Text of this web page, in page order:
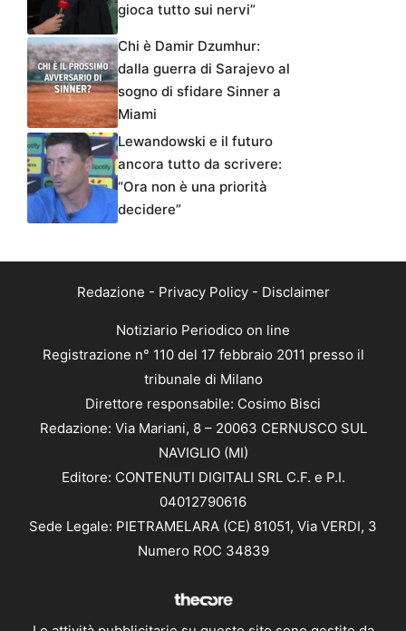
gioca tutto sui nervi”
Chi è Damir Dzumhur:
dalla guerra di Sarajevo al
sogno di sfidare Sinner a
Miami
Lewandowski e il futuro
ancora tutto da scrivere:
“Ora non è una priorità
decidere”
Redazione - Privacy Policy- Disclaimer
Notiziario Periodico on line
Registrazione n° 110 del 17 febbraio 2011 presso il
tribunale di Milano
Direttore responsabile: Cosimo Bisci
Redazione: Via Mariani, 8 – 20063 CERNUSCO SUL
NAVIGLIO (MI)
Editore: CONTENUTI DIGITALI SRL C.F. e P.I.
04012790616
Sede Legale: PIETRAMELARA (CE) 81051, Via VERDI, 3
Numero ROC 34839